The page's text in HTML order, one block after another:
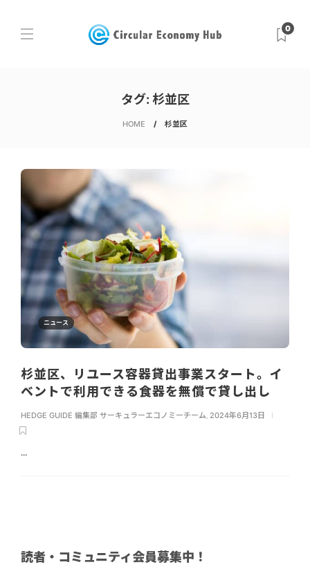
0
タグ: 杉並区
HOME 杉並区
ニュース
杉並区、リユース容器貸出事業スタート。イ
ベントで利用できる食器を無償で貸し出し
HEDGE GUIDE 編集部 サーキュラーエコノミーチーム 2024年6月13日
...
読者・コミュニティ会員募集中！